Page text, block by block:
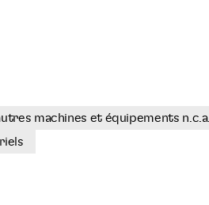
machines et équipements n.c.a.